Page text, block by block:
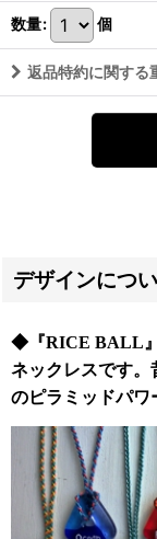
数量: 個
返品特約に関する
デザインにつ
◆『RICE BALL
ネックレスです。
のピラミッドパワ